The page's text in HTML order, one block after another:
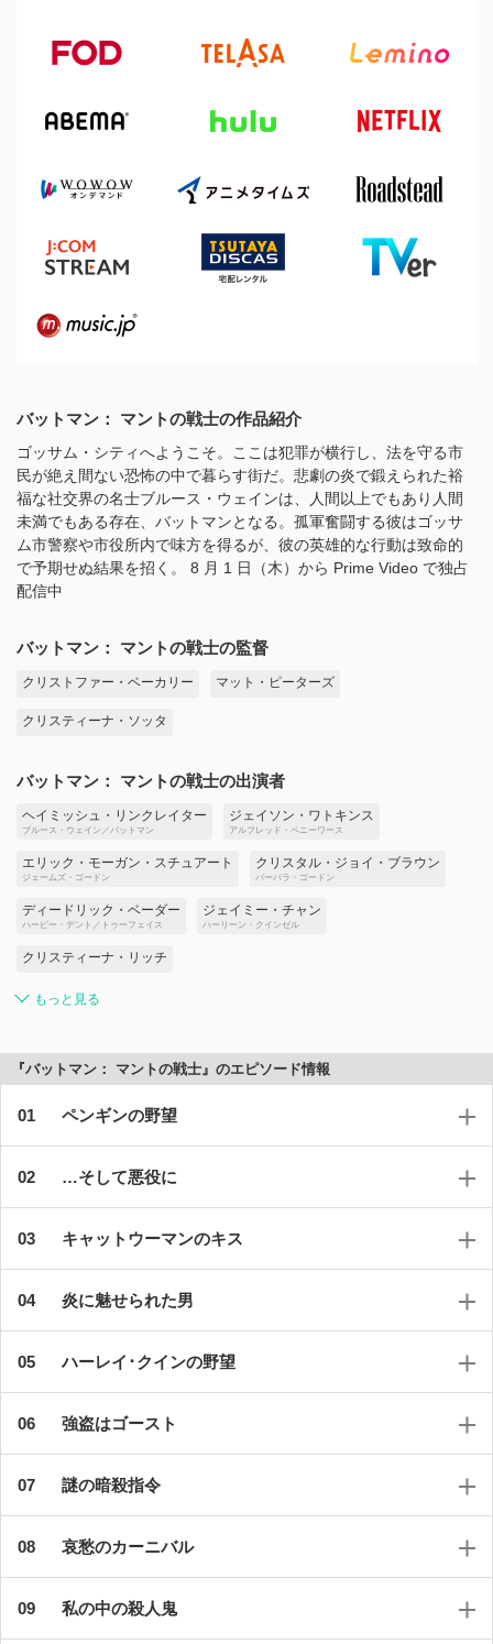
バットマン： マントの戦士の作品紹介
ゴッサム・シティへようこそ。ここは犯罪が横行し、法を守る市
民が絶え間ない恐怖の中で暮らす街だ。悲劇の炎で鍛えられた裕
福な社交界の名士ブルース・ウェインは、人間以上でもあり人間
未満でもある存在、バットマンとなる。孤軍奮闘する彼はゴッサ
ム市警察や市役所内で味方を得るが、彼の英雄的な行動は致命的
で予期せぬ結果を招く。 8 月 1 日（木）から Prime Video で独占
配信中
バットマン： マントの戦士の監督
クリストファー・ベーカリー マット・ピーターズ
クリスティーナ・ソッタ
バットマン： マントの戦士の出演者
ヘイミッシュ・リンクレイター
ブルース・ウェイン／バットマン
ジェイソン・ワトキンス
アルフレッド・ペニーワース
エリック・モーガン・スチュアート
ジェームズ・ゴードン
クリスタル・ジョイ・ブラウン
バーバラ・ゴードン
ディードリック・ベーダー
ハービー・デント／トゥーフェイス
ジェイミー・チャン
ハーリーン・クインゼル
クリスティーナ・リッチ
もっと見る
『バットマン： マントの戦士』のエピソード情報
ペンギンの野望
…そして悪役に
キャットウーマンのキス
炎に魅せられた男
ハーレイ･クインの野望
強盗はゴースト
謎の暗殺指令
哀愁のカーニバル
私の中の殺人鬼